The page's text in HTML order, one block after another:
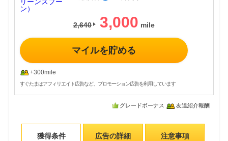
2,640 3,000
マイルを貯める
+300mile
すぐたまはアフィリエイト広告など、プロモーション広告を利用しています
グレードボーナス 友達紹介報酬
獲得条件 広告の詳細 注意事項